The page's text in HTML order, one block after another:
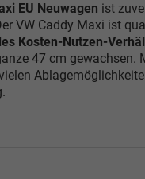
EU Neuwagen ist
VW Caddy Maxi ist
Kosten-Nutzen-
47 cm gewachsen.